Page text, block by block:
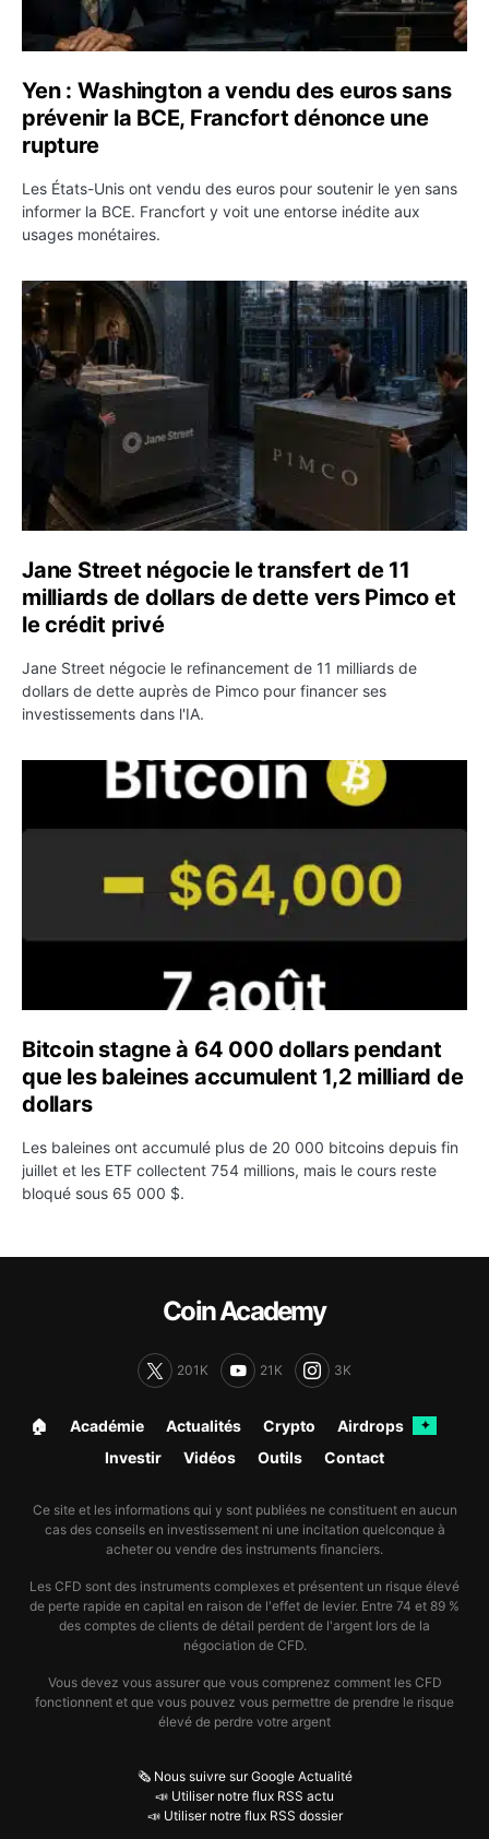
Yen : Washington a vendu des euros sans
prévenir la BCE, Francfort dénonce une
rupture
Les États-Unis ont vendu des euros pour soutenir le yen sans
informer la BCE. Francfort y voit une entorse inédite aux
usages monétaires.
Jane Street négocie le transfert de 11 milliards de
Jane Street négocie le transfert de 11
milliards de dollars de dette vers Pimco et
le crédit privé
Jane Street négocie le refinancement de 11 milliards de
dollars de dette auprès de Pimco pour financer ses
investissements dans l'IA.
Bitcoin stagne à 64 000 dollars pendant que les
Bitcoin stagne à 64 000 dollars pendant
que les baleines accumulent 1,2 milliard de
dollars
Les baleines ont accumulé plus de 20 000 bitcoins depuis fin
juillet et les ETF collectent 754 millions, mais le cours reste
bloqué sous 65 000 $.
Coin Academy
201K 21K 3K
🏠︎ Académie Actualités Crypto Airdrops ✦
Investir Vidéos Outils Contact
Ce site et les informations qui y sont publiées ne constituent en aucun
cas des conseils en investissement ni une incitation quelconque à
acheter ou vendre des instruments financiers.
Les CFD sont des instruments complexes et présentent un risque élevé
de perte rapide en capital en raison de l'effet de levier. Entre 74 et 89 %
des comptes de clients de détail perdent de l'argent lors de la
négociation de CFD.
Vous devez vous assurer que vous comprenez comment les CFD
fonctionnent et que vous pouvez vous permettre de prendre le risque
élevé de perdre votre argent
🗞️ Nous suivre sur Google Actualité
📣 Utiliser notre flux RSS actu
📣 Utiliser notre flux RSS dossier